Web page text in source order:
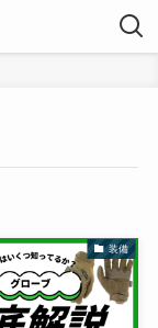
装備